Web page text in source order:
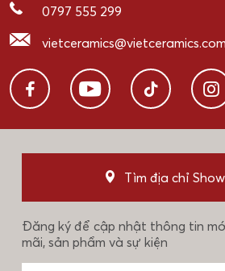
0797 555 299
Tìm địa chỉ
Đăng ký để cập nhật thông tin
mãi, sản phẩm và sự kiện